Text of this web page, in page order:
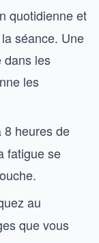
quotidienne et
séance. Une
dans les
les
8 heures de
fatigue se
au
que vous